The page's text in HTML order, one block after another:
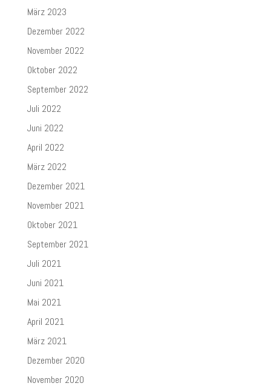
März 2023
Dezember 2022
November 2022
Oktober 2022
September 2022
Juli 2022
Juni 2022
April 2022
März 2022
Dezember 2021
November 2021
Oktober 2021
September 2021
Juli 2021
Juni 2021
Mai 2021
April 2021
März 2021
Dezember 2020
November 2020